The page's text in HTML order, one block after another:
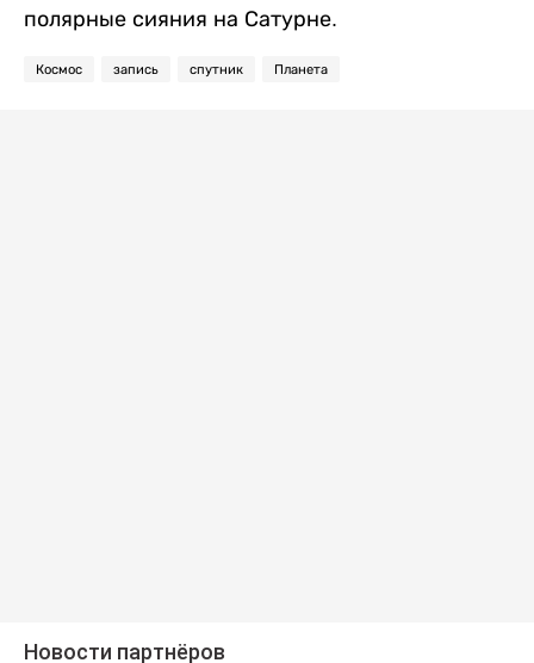
полярные сияния на Сатурне.
Космос запись спутник Планета